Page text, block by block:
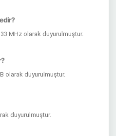
MHz olarak duyurulmuştur.
olarak duyurulmuştur.
duyurulmuştur.